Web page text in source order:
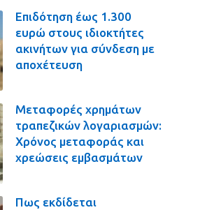
Επιδότηση έως 1.300
ευρώ στους ιδιοκτήτες
ακινήτων για σύνδεση με
αποχέτευση
Μεταφορές χρημάτων
τραπεζικών λογαριασμών:
Χρόνος μεταφοράς και
χρεώσεις εμβασμάτων
Πως εκδίδεται